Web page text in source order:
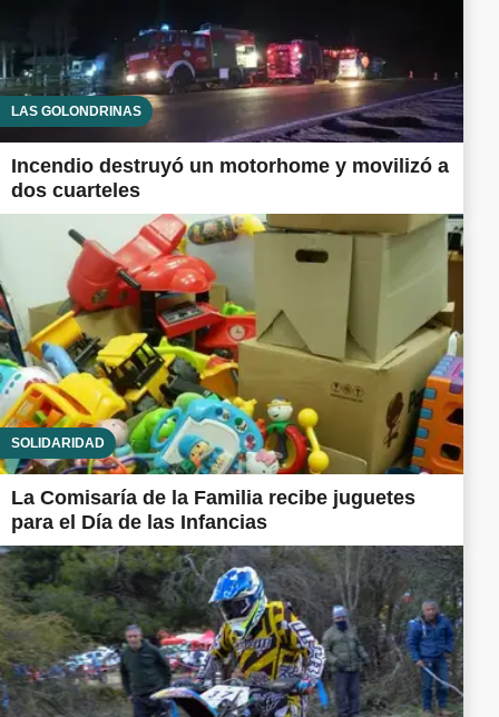
LAS GOLONDRINAS
Incendio destruyó un motorhome y movilizó a
dos cuarteles
SOLIDARIDAD
La Comisaría de la Familia recibe juguetes
para el Día de las Infancias